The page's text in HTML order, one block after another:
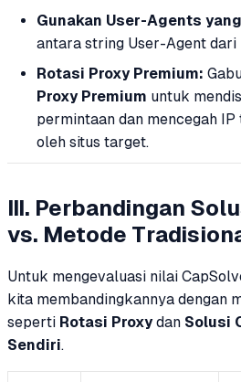
Gunakan User-Agents
antara string User-Agent dari
Rotasi Proxy Premium:
Proxy Premium untuk
permintaan dan mencegah
oleh situs target.
III. Perbandingan
vs. Metode
Untuk mengevaluasi nilai
kita membandingkannya dengan
seperti Rotasi Proxydan Solusi
Sendiri.